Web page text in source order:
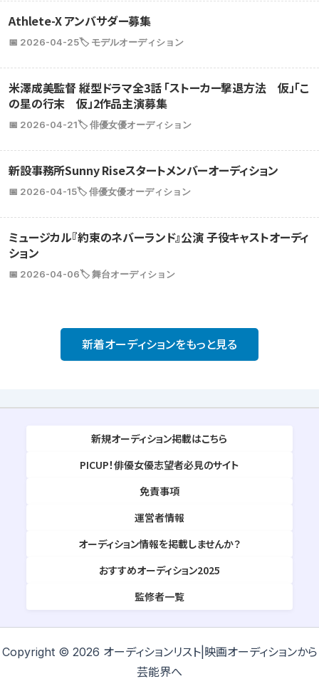
Athlete-X アンバサダー募集
📅 2026-04-25🏷️ モデルオーディション
米澤成美監督 縦型ドラマ全3話 「ストーカー撃退方法 仮」「こ
の星の行末 仮」2作品主演募集
📅 2026-04-21🏷️ 俳優女優オーディション
新設事務所Sunny Riseスタートメンバーオーディション
📅 2026-04-15🏷️ 俳優女優オーディション
ミュージカル『約束のネバーランド』公演 子役キャストオーディ
ション
📅 2026-04-06🏷️ 舞台オーディション
新着オーディションをもっと見る
新規オーディション掲載はこちら
PICUP！俳優女優志望者必見のサイト
免責事項
運営者情報
オーディション情報を掲載しませんか？
おすすめオーディション2025
監修者一覧
Copyright © 2026 オーディションリスト|映画オーディションから
芸能界へ